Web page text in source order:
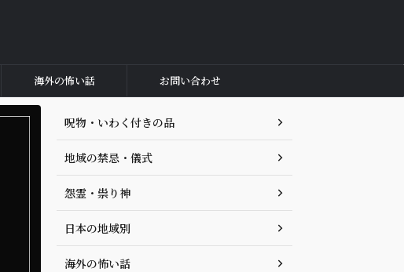
海外の怖い話 お問い合わせ
呪物・いわく付きの品
地域の禁忌・儀式
怨霊・祟り神
日本の地域別
海外の怖い話